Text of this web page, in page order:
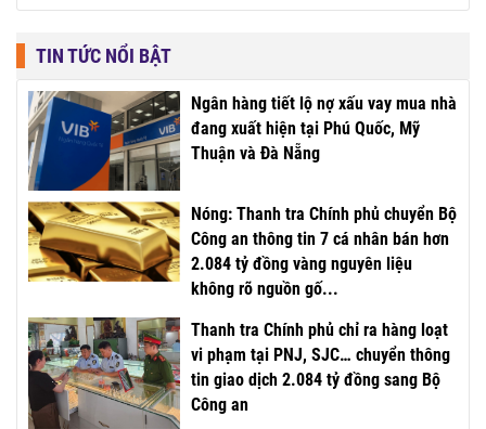
TIN TỨC NỔI BẬT
Ngân hàng tiết lộ nợ xấu vay mua nhà
đang xuất hiện tại Phú Quốc, Mỹ
Thuận và Đà Nẵng
Nóng: Thanh tra Chính phủ chuyển Bộ
Công an thông tin 7 cá nhân bán hơn
2.084 tỷ đồng vàng nguyên liệu
không rõ nguồn gố...
Thanh tra Chính phủ chỉ ra hàng loạt
vi phạm tại PNJ, SJC… chuyển thông
tin giao dịch 2.084 tỷ đồng sang Bộ
Công an